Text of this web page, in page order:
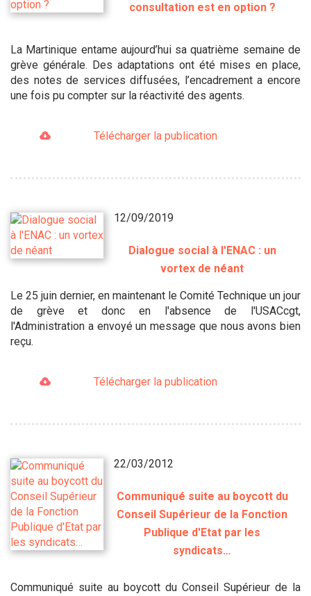
consultation est en option ?
La Martinique entame aujourd’hui sa quatrième semaine de
grève générale. Des adaptations ont été mises en place,
des notes de services diffusées, l’encadrement a encore
une fois pu compter sur la réactivité des agents.
Télécharger la publication
12/09/2019
Dialogue social à l'ENAC : un
vortex de néant
Le 25 juin dernier, en maintenant le Comité Technique un jour
de grève et donc en l'absence de l'USACcgt,
l'Administration a envoyé un message que nous avons bien
reçu.
Télécharger la publication
22/03/2012
Communiqué suite au boycott du
Conseil Supérieur de la Fonction
Publique d'Etat par les
syndicats…
Communiqué suite au boycott du Conseil Supérieur de la